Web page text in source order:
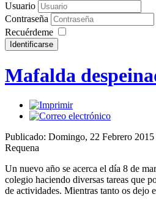
Usuario
Contraseña
Recuérdeme
Mafalda
Publicado: Domingo, 22 Febrero 2015
Requena
Un nuevo año se acerca el día 8 de
colegio haciendo diversas tareas que
de actividades. Mientras tanto os dejo